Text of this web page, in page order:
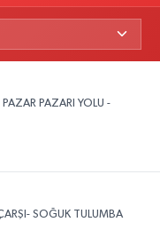
PAZARI YOLU -
SOĞUK TULUMBA